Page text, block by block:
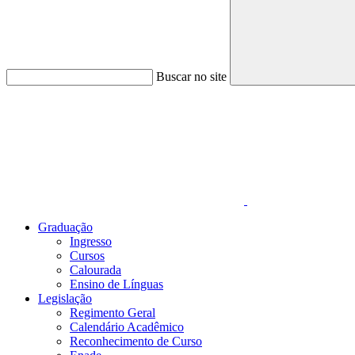
Buscar no site
Graduação
Ingresso
Cursos
Calourada
Ensino de Línguas
Legislação
Regimento Geral
Calendário Acadêmico
Reconhecimento de Curso